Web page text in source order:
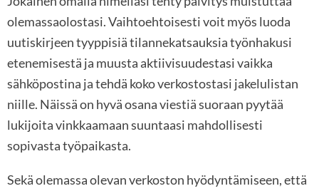
olemassaolostasi. Vaihtoehtoisesti voit myös luoda
uutiskirjeen tyyppisiä tilannekatsauksia työnhakusi
etenemisestä ja muusta aktiivisuudestasi vaikka
sähköpostina ja tehdä koko verkostostasi jakelulistan
niille. Näissä on hyvä osana viestiä suoraan pyytää
lukijoita vinkkaamaan suuntaasi mahdollisesti
sopivasta työpaikasta.
Sekä olemassa olevan verkoston hyödyntämiseen, että